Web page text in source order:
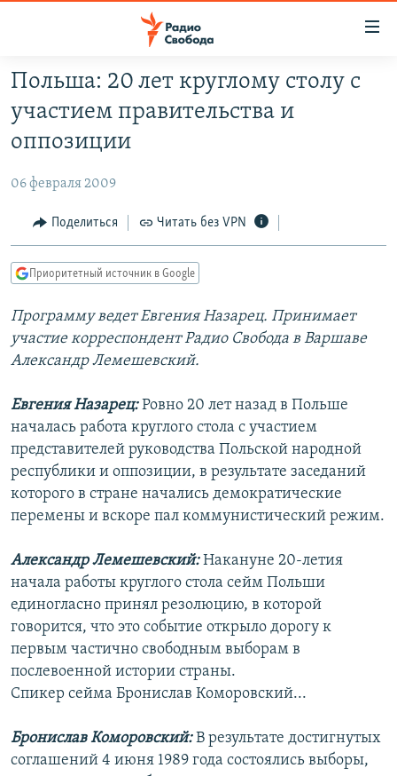
упрощенного
доступа
основному
Вернутся
главной
навигации
Вернутся
поиску
ПОДКАСТЫ
ЦИТАТЫ СВОБОДЫ
МНЕНИЯ
IDEL.РЕАЛИИ
КАВКАЗ.РЕАЛИИ
СЕВЕР.РЕАЛИИ
РАСПИСАНИЕ ВЕЩАНИЯ
ПОДПИШИТЕСЬ НА РАССЫЛКУ
СОЦИАЛЬНЫЕ СЕТИ
Все сайты РСЕ/РС
Польша: 20 лет круглому столу с
участием правительства и
оппозиции
06 февраля 2009
Поделиться Читать без VPN
Приоритетный источник в Google
Программу ведет Евгения Назарец. Принимает
участие корреспондент Радио Свобода в Варшаве
Александр Лемешевский.
Евгения Назарец:Ровно 20 лет назад в Польше
началась работа круглого стола с участием
представителей руководства Польской народной
республики и оппозиции, в результате заседаний
которого в стране начались демократические
перемены и вскоре пал коммунистический режим.
Александр Лемешевский:Накануне 20-летия
начала работы круглого стола сейм Польши
единогласно принял резолюцию, в которой
говорится, что это событие открыло дорогу к
первым частично свободным выборам в
послевоенной истории страны.
Спикер сейма Бронислав Коморовский...
Бронислав Коморовский:В результате достигнутых
соглашений 4 июня 1989 года состоялись выборы,